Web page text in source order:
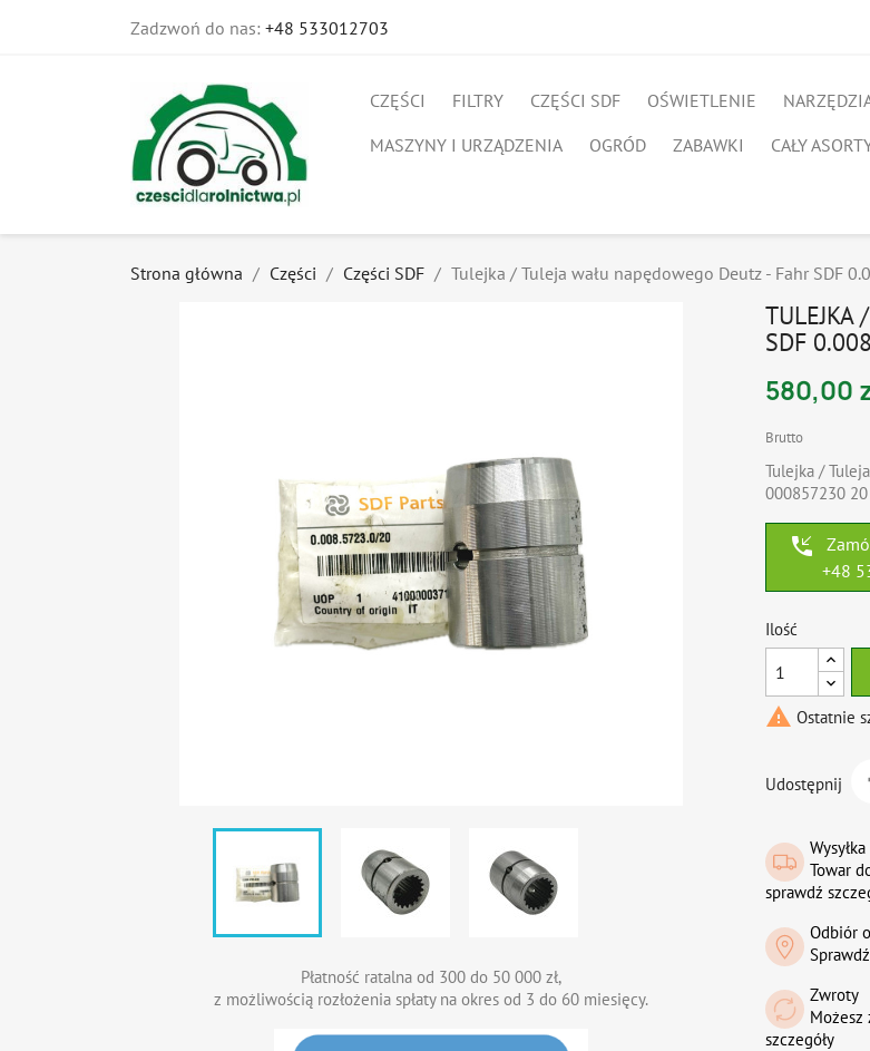
Zadzwoń do nas: +48 533012703
CZĘŚCI FILTRY CZĘŚCI SDF OŚWIETLENIE
MASZYNY I URZĄDZENIA
OGRÓD ZABAWKI CAŁY
Strona główna Części Części SDF Tulejka / Tuleja wału napędowego Deutz - Fahr SDF
Płatność ratalna od 300 do 50 000 zł,
z możliwością rozłożenia spłaty na okres od 3 do 60 miesięcy.
TULEJKA
SDF
580,00
Brutto
Tulejka /
000857230 20
phone_callback
+48
Ilość
 Ostatnie
Udostępnij
Wysyłka
Towar
sprawdź
Odbiór
Zwroty
Możesz
szczegóły